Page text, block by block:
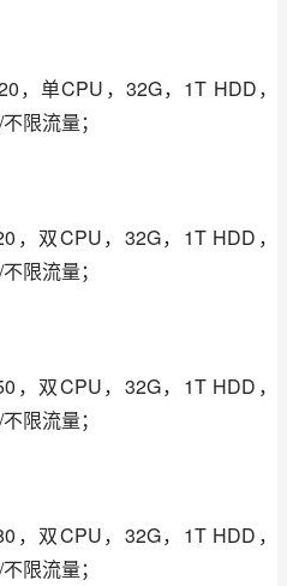
，单CPU，32G，1T HDD，
限流量；
，双CPU，32G，1T HDD，
限流量；
，双CPU，32G，1T HDD，
限流量；
，双CPU，32G，1T HDD，
限流量；